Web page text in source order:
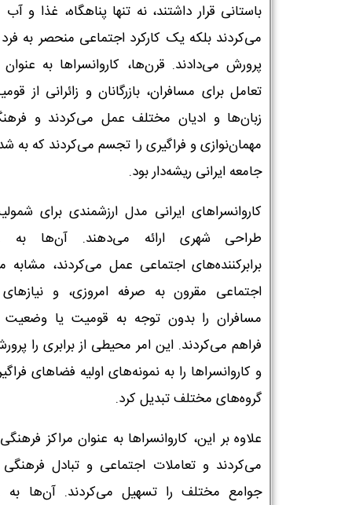
باستانی قرار داشتند، نه تنها پناهگاه، غذا و آب
می‌کردند بلکه یک کارکرد اجتماعی منحصر به فرد
پرورش می‌دادند. قرن‌ها، کاروانسراها به عنوان
تعامل برای مسافران، بازرگانان و زائرانی از
زبان‌ها و ادیان مختلف عمل می‌کردند و
مهمان‌نوازی و فراگیری را تجسم می‌کردند که به
جامعه ایرانی ریشه‌دار بود.
کاروانسراهای ایرانی مدل ارزشمندی برای
طراحی شهری ارائه می‌دهند. آن‌ها به
برابرکننده‌های اجتماعی عمل می‌کردند،
اجتماعی مقرون به صرفه امروزی، و
مسافران را بدون توجه به قومیت یا وضعیت
فراهم می‌کردند. این امر محیطی از برابری را
و کاروانسراها را به نمونه‌های اولیه فضاهای
گروه‌های مختلف تبدیل کرد.
علاوه بر این، کاروانسراها به عنوان مراکز
می‌کردند و تعاملات اجتماعی و تبادل
جوامع مختلف را تسهیل می‌کردند. آن‌ها به